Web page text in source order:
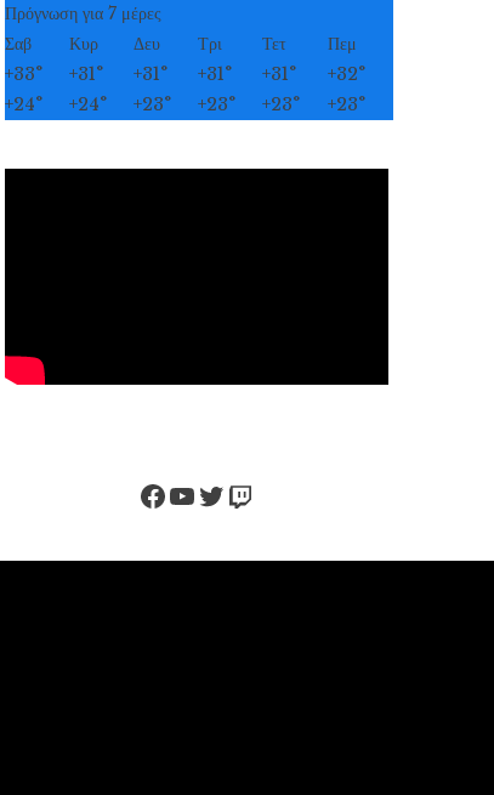
Πρόγνωση για 7 μέρες
Σαβ
Κυρ Δευ Τρι Τετ
Πεμ
+33° +31° +31° +31° +31° +32°
+24° +24° +23° +23° +23° +23°
Facebook
YouTube
Twitter
Twitch